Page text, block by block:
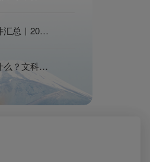
日本艺术类修士申请条件汇总｜2026美术生赴日读研硬性&软性要求全梳理
日本大学校内考到底考什么？文科理科考点、权重逻辑与备考节奏一次说清